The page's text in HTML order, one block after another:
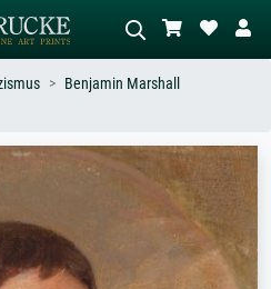
Beschreiben Sie die Szene – z.B. Grüne
Wiese, Abstrakt mit viel Rot, Dunkles
Ölgemälde, Stehender Akt neben einem
Benjamin Marshall